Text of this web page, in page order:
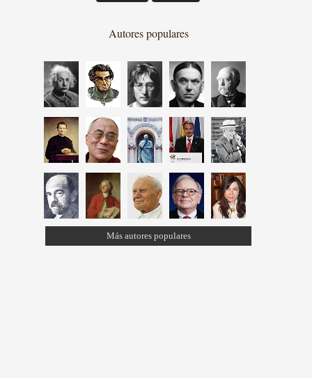
Autores populares
Más autores populares